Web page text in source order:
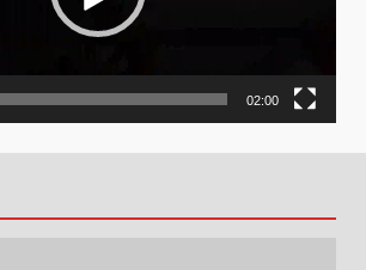
02:00